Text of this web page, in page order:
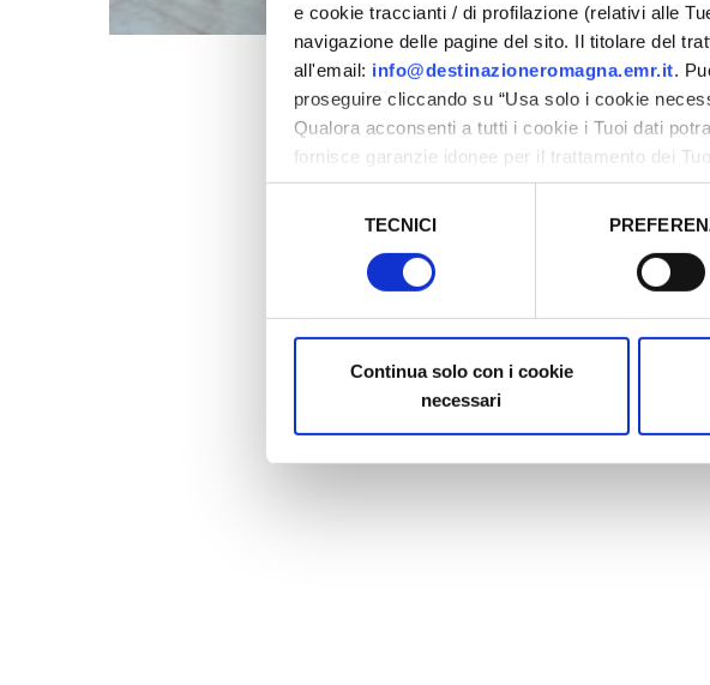
e cookie traccianti / di profilazione (relativi alle
navigazione delle pagine del sito. Il titolare del
all'email: info@destinazioneromagna.emr.it.
proseguire cliccando su “Usa solo i cookie
Qualora acconsenti a tutti i cookie i Tuoi dati
fornisce garanzie idonee per il trattamento dei
sicurezza a Tutela dei navigatori, che abbiamo
TECNICI
Continua solo con i cookie
necessari